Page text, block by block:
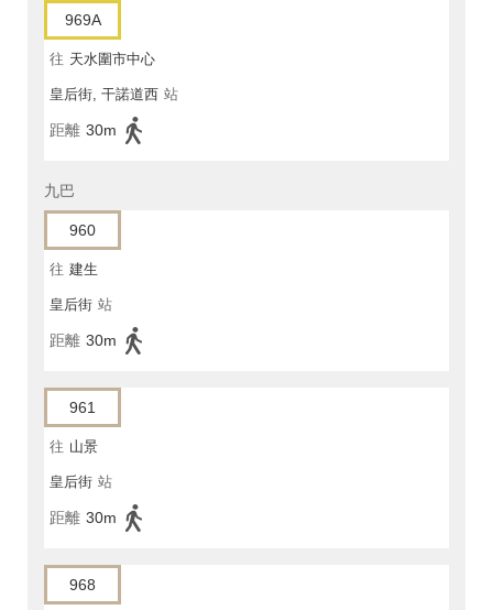
969A
往 天水圍市中心
皇后街, 干諾道西 站
距離 30m
九巴
960
往 建生
皇后街 站
距離 30m
961
往 山景
皇后街 站
距離 30m
968